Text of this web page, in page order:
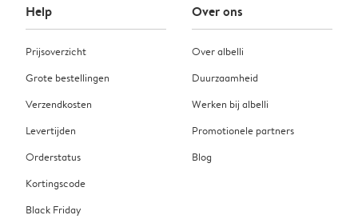
Help
Prijsoverzicht
Grote bestellingen
Verzendkosten
Levertijden
Orderstatus
Kortingscode
Black Friday
Over ons
Over albelli
Duurzaamheid
Werken bij albelli
Promotionele partners
Blog